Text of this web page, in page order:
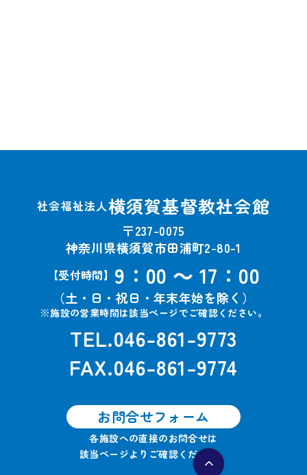
社会福祉法人横須賀基督教社会館
〒237-0075
神奈川県横須賀市田浦町2-80-1
【受付時間】 9：00 ～ 17：00
（土・日・祝日・年末年始を除く）
※施設の営業時間は該当ページでご確認ください。
TEL.046-861-9773
FAX.046-861-9774
お問合せフォーム
各施設への直接のお問合せは
該当ページよりご確認ください。